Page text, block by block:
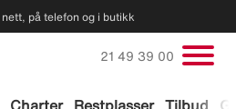
nett, på telefon og i butikk
Charter Restplasser Tilbud
Ring oss på
21 49 39 00